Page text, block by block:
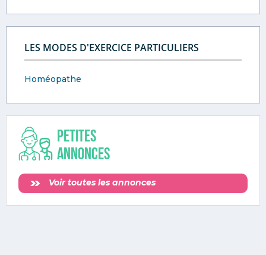
LES MODES D'EXERCICE PARTICULIERS
Homéopathe
Petites
annonces
Voir toutes les annonces